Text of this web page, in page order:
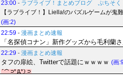
23:00 - ラブライブ！まとめブログ ぷちそく
【ラブライブ！】Liella!のパズルゲームが鬼
(画:2)
22:59 - 漫画まとめ速報
「名探偵コナン」新作グッズから毛利蘭
22:29 - 漫画まとめ速報
タフの扉絵、Twitterで話題にｗｗｗｗ (画